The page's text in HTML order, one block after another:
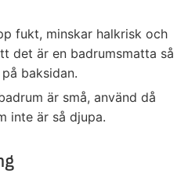
fukt, minskar halkrisk och
det är en badrumsmatta så
baksidan.
är små, använd då
inte är så djupa.